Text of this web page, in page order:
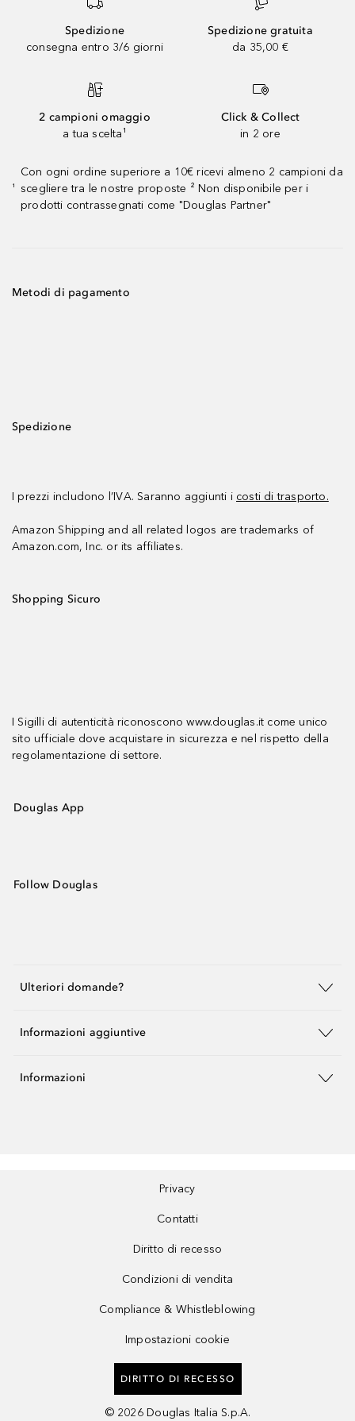
Spedizione
consegna entro 3/6 giorni
Spedizione gratuita
da 35,00 €
2 campioni omaggio
a tua scelta¹
Click & Collect
in 2 ore
¹
Con ogni ordine superiore a 10€ ricevi almeno 2 campioni da
scegliere tra le nostre proposte ² Non disponibile per i
prodotti contrassegnati come "Douglas Partner"
Metodi di pagamento
Spedizione
I prezzi includono l’IVA. Saranno aggiunti i costi di trasporto.
Amazon Shipping and all related logos are trademarks of
Amazon.com, Inc. or its affiliates.
Shopping Sicuro
I Sigilli di autenticità riconoscono www.douglas.it come unico
sito ufficiale dove acquistare in sicurezza e nel rispetto della
regolamentazione di settore.
Douglas App
Follow Douglas
Ulteriori domande?
Informazioni aggiuntive
Informazioni
Privacy
Contatti
Diritto di recesso
Condizioni di vendita
Compliance & Whistleblowing
Impostazioni cookie
DIRITTO DI RECESSO
© 2026 Douglas Italia S.p.A.